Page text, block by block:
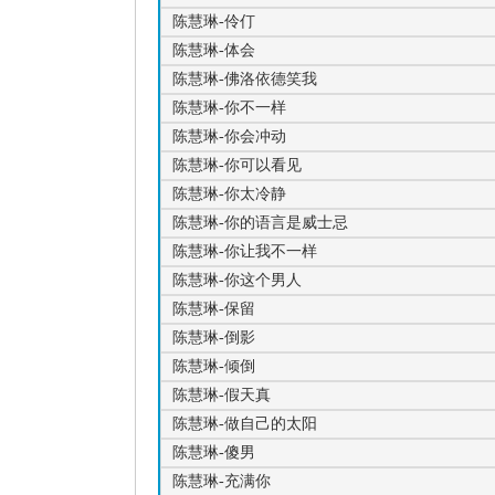
陈慧琳-伶仃
陈慧琳-体会
陈慧琳-佛洛依德笑我
陈慧琳-你不一样
陈慧琳-你会冲动
陈慧琳-你可以看见
陈慧琳-你太冷静
陈慧琳-你的语言是威士忌
陈慧琳-你让我不一样
陈慧琳-你这个男人
陈慧琳-保留
陈慧琳-倒影
陈慧琳-倾倒
陈慧琳-假天真
陈慧琳-做自己的太阳
陈慧琳-傻男
陈慧琳-充满你